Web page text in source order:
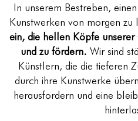
In unserem Bestreben,
Kunstwerken von morgen zu
ein, die hellen Köpfe unserer
und zu fördern. Wir sind
Künstlern, die die tieferen
durch ihre Kunstwerke
herausfordern und eine